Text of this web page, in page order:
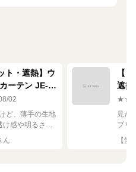
ト・遮熱】ウ
ーテン JE-
02
ど、薄手の生地
け感や明るさも
通りで満足で
ん
【
遮熱
ー
見た
プリ
れい
【愛